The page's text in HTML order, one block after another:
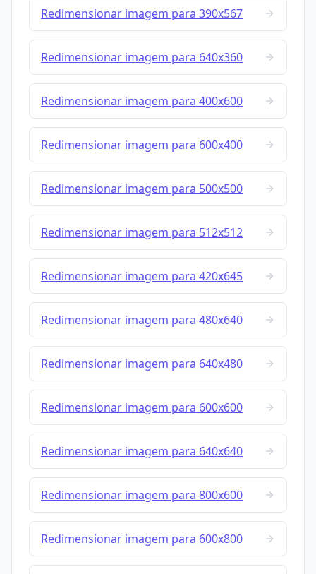
Redimensionar imagem para 390x567
Redimensionar imagem para 640x360
Redimensionar imagem para 400x600
Redimensionar imagem para 600x400
Redimensionar imagem para 500x500
Redimensionar imagem para 512x512
Redimensionar imagem para 420x645
Redimensionar imagem para 480x640
Redimensionar imagem para 640x480
Redimensionar imagem para 600x600
Redimensionar imagem para 640x640
Redimensionar imagem para 800x600
Redimensionar imagem para 600x800